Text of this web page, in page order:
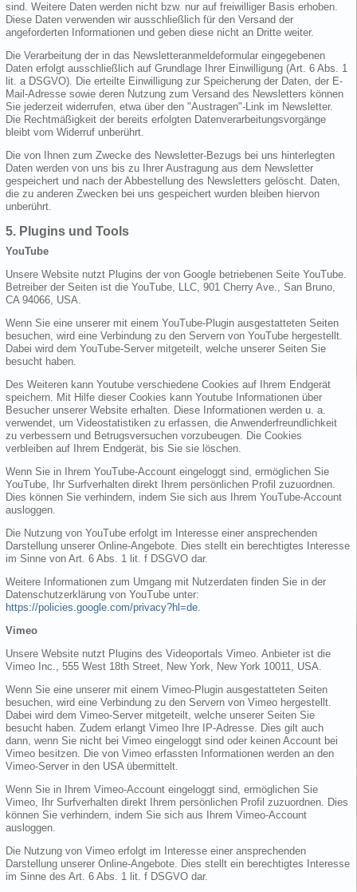
sind. Weitere Daten werden nicht bzw. nur auf freiwilliger Basis erhoben.
Diese Daten verwenden wir ausschließlich für den Versand der
angeforderten Informationen und geben diese nicht an Dritte weiter.
Die Verarbeitung der in das Newsletteranmeldeformular eingegebenen
Daten erfolgt ausschließlich auf Grundlage Ihrer Einwilligung (Art. 6 Abs. 1
lit. a DSGVO). Die erteilte Einwilligung zur Speicherung der Daten, der E-
Mail-Adresse sowie deren Nutzung zum Versand des Newsletters können
Sie jederzeit widerrufen, etwa über den "Austragen"-Link im Newsletter.
Die Rechtmäßigkeit der bereits erfolgten Datenverarbeitungsvorgänge
bleibt vom Widerruf unberührt.
Die von Ihnen zum Zwecke des Newsletter-Bezugs bei uns hinterlegten
Daten werden von uns bis zu Ihrer Austragung aus dem Newsletter
gespeichert und nach der Abbestellung des Newsletters gelöscht. Daten,
die zu anderen Zwecken bei uns gespeichert wurden bleiben hiervon
unberührt.
5. Plugins und Tools
YouTube
Unsere Website nutzt Plugins der von Google betriebenen Seite YouTube.
Betreiber der Seiten ist die YouTube, LLC, 901 Cherry Ave., San Bruno,
CA 94066, USA.
Wenn Sie eine unserer mit einem YouTube-Plugin ausgestatteten Seiten
besuchen, wird eine Verbindung zu den Servern von YouTube hergestellt.
Dabei wird dem YouTube-Server mitgeteilt, welche unserer Seiten Sie
besucht haben.
Des Weiteren kann Youtube verschiedene Cookies auf Ihrem Endgerät
speichern. Mit Hilfe dieser Cookies kann Youtube Informationen über
Besucher unserer Website erhalten. Diese Informationen werden u. a.
verwendet, um Videostatistiken zu erfassen, die Anwenderfreundlichkeit
zu verbessern und Betrugsversuchen vorzubeugen. Die Cookies
verbleiben auf Ihrem Endgerät, bis Sie sie löschen.
Wenn Sie in Ihrem YouTube-Account eingeloggt sind, ermöglichen Sie
YouTube, Ihr Surfverhalten direkt Ihrem persönlichen Profil zuzuordnen.
Dies können Sie verhindern, indem Sie sich aus Ihrem YouTube-Account
ausloggen.
Die Nutzung von YouTube erfolgt im Interesse einer ansprechenden
Darstellung unserer Online-Angebote. Dies stellt ein berechtigtes Interesse
im Sinne von Art. 6 Abs. 1 lit. f DSGVO dar.
Weitere Informationen zum Umgang mit Nutzerdaten finden Sie in der
Datenschutzerklärung von YouTube unter:
https://policies.google.com/privacy?hl=de
Vimeo
Unsere Website nutzt Plugins des Videoportals Vimeo. Anbieter ist die
Vimeo Inc., 555 West 18th Street, New York, New York 10011, USA.
Wenn Sie eine unserer mit einem Vimeo-Plugin ausgestatteten Seiten
besuchen, wird eine Verbindung zu den Servern von Vimeo hergestellt.
Dabei wird dem Vimeo-Server mitgeteilt, welche unserer Seiten Sie
besucht haben. Zudem erlangt Vimeo Ihre IP-Adresse. Dies gilt auch
dann, wenn Sie nicht bei Vimeo eingeloggt sind oder keinen Account bei
Vimeo besitzen. Die von Vimeo erfassten Informationen werden an den
Vimeo-Server in den USA übermittelt.
Wenn Sie in Ihrem Vimeo-Account eingeloggt sind, ermöglichen Sie
Vimeo, Ihr Surfverhalten direkt Ihrem persönlichen Profil zuzuordnen. Dies
können Sie verhindern, indem Sie sich aus Ihrem Vimeo-Account
ausloggen.
Die Nutzung von Vimeo erfolgt im Interesse einer ansprechenden
Darstellung unserer Online-Angebote. Dies stellt ein berechtigtes Interesse
im Sinne des Art. 6 Abs. 1 lit. f DSGVO dar.